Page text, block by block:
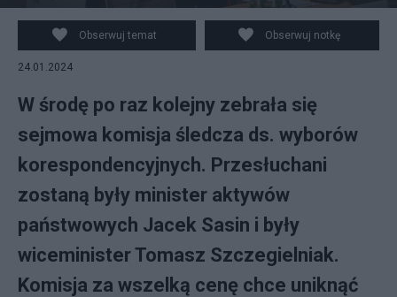
fot. PAP/Radek Pietruszka
Obserwuj temat Obserwuj notkę
24.01.2024
W środę po raz kolejny zebrała się
sejmowa komisja śledcza ds. wyborów
korespondencyjnych. Przesłuchani
zostaną były minister aktywów
państwowych Jacek Sasin i były
wiceminister Tomasz Szczegielniak.
Komisja za wszelką cenę chce uniknąć